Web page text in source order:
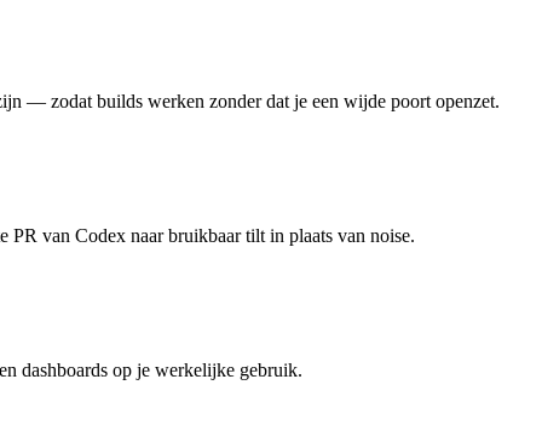
— zodat builds werken zonder dat je een wijde poort openzet.
PR van Codex naar bruikbaar tilt in plaats van noise.
dashboards op je werkelijke gebruik.